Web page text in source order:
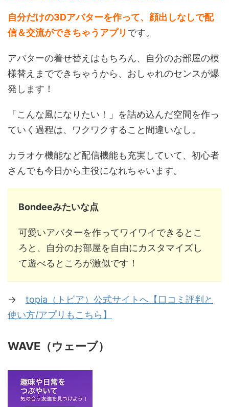
自分だけの3Dアバターを作って、顔出しなしで配
信＆交流ができちゃうアプリ です。
アバターの着せ替えはもちろん、自分のお部屋の模
様替えまでできちゃうから、おしゃれのセンスが爆
発します！
「こんな風になりたい！」を詰め込んだ空間を作っ
ていく過程は、ワクワクすること間違いなし。
カラオケ機能など配信機能も充実していて、初心者
さんでも今日から主役になれちゃいます。
Bondeeみたいな点
可愛いアバターを作ってワイワイできるとこ
ろと、自分のお部屋を自由にカスタマイズし
て遊べるところが激似です！
→ topia（トピア）公式サイトへ【口コミ評判と
使い方/アプリもこちら】
WAVE（ウェーブ）